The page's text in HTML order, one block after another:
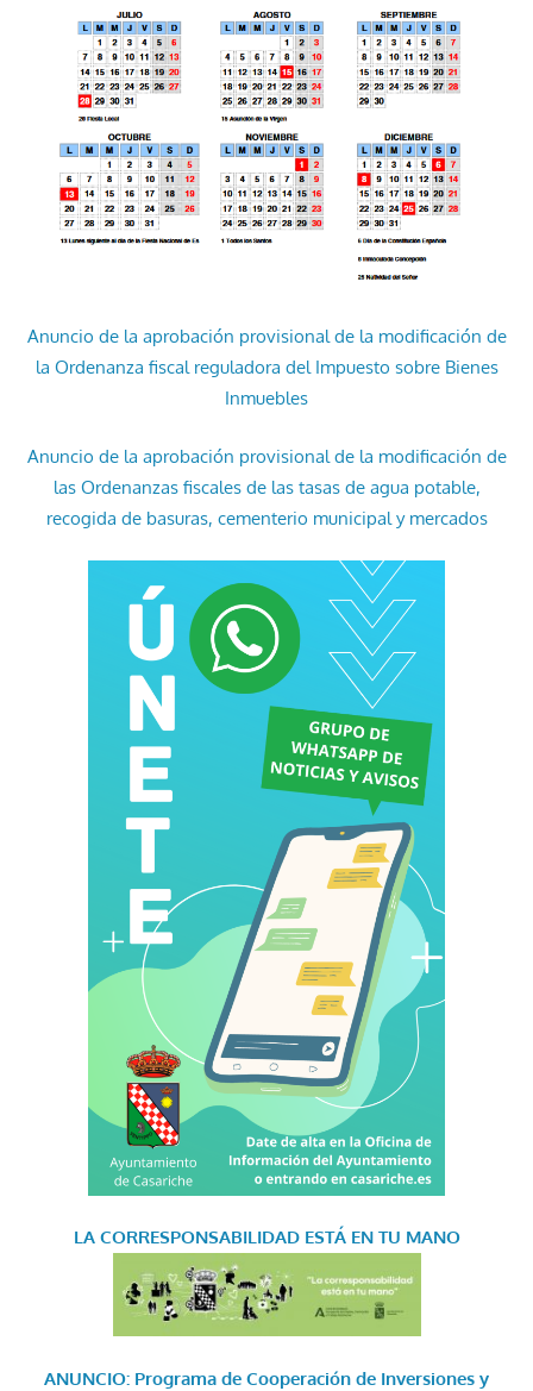
Anuncio de la aprobación provisional de la modificación de
la Ordenanza fiscal reguladora del Impuesto sobre Bienes
Inmuebles
Anuncio de la aprobación provisional de la modificación de
las Ordenanzas fiscales de las tasas de agua potable,
recogida de basuras, cementerio municipal y mercados
LA CORRESPONSABILIDAD ESTÁ EN TU MANO
ANUNCIO: Programa de Cooperación de Inversiones y